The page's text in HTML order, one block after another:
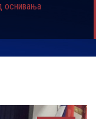
оснивања